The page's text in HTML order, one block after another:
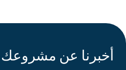
أخبرنا عن مشروعك